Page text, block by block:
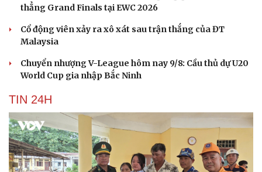
thẳng Grand Finals tại EWC 2026
Cổ động viên xảy ra xô xát sau trận thắng của ĐT
Malaysia
Chuyển nhượng V-League hôm nay 9/8: Cầu thủ dự U20
World Cup gia nhập Bắc Ninh
TIN 24H